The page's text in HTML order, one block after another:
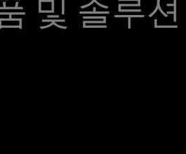
및 솔루션